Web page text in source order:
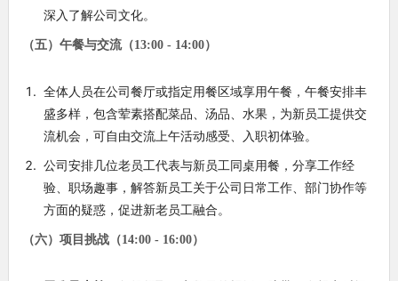
深入了解公司文化。
（五）午餐与交流（13:00 - 14:00）
全体人员在公司餐厅或指定用餐区域享用午餐，午餐安排丰
盛多样，包含荤素搭配菜品、汤品、水果，为新员工提供交
流机会，可自由交流上午活动感受、入职初体验。
公司安排几位老员工代表与新员工同桌用餐，分享工作经
验、职场趣事，解答新员工关于公司日常工作、部门协作等
方面的疑惑，促进新老员工融合。
（六）项目挑战（14:00 - 16:00）